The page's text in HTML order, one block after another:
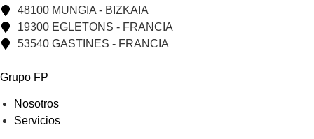
48100 MUNGIA - BIZKAIA
19300 EGLETONS - FRANCIA
53540 GASTINES - FRANCIA
Grupo FP
Nosotros
Servicios